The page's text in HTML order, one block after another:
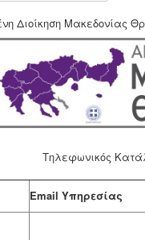
Διοίκηση Μακεδονίας
Τηλεφωνικός
Email Υπηρεσίας